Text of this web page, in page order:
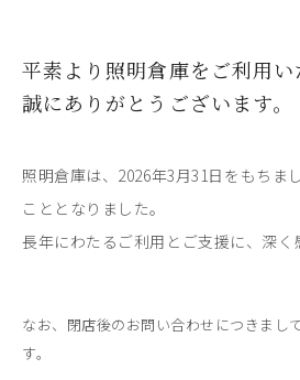
平素より照明倉庫をご利用い
誠にありがとうございます。
照明倉庫は、2026年3月31日をもちま
こととなりました。
長年にわたるご利用とご支援に、深く
なお、閉店後のお問い合わせにつきまし
す。